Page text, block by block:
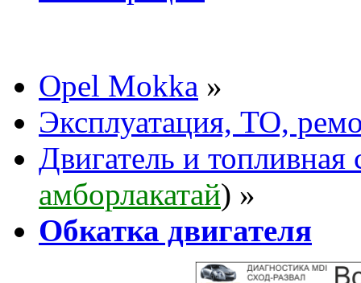
Opel Mokka »
Эксплуатация, ТО,
Двигатель и топливная
амборлакатай) »
Обкатка двигателя